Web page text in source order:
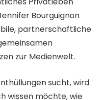
Bourguignon
partnerschaftliche
zur Medienwelt.
sucht, wird
wissen möchte, wie